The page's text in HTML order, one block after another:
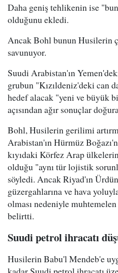
Daha geniş tehlikenin ise
olduğunu ekledi.
Ancak Bohl bunun Husilerin
savunuyor.
Suudi Arabistan'ın
grubun "Kızıldeniz'deki can
hedef alacak "yeni ve büyük
açısından ağır sonuçlar
Bohl, Husilerin gerilimi
Arabistan'ın Hürmüz
kıyıdaki Körfez Arap
olduğu "aynı tür lojistik
söyledi. Ancak Riyad'ın
güzergahlarına ve hava
olması nedeniyle muhtemelen
belirtti.
Suudi petrol ihracatı
Husilerin Babu'l Mendeb'e